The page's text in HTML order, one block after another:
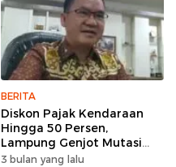
BERITA
Diskon Pajak Kendaraan
Hingga 50 Persen,
Lampung Genjot Mutasi
Kendaraan Luar Daerah
3 bulan yang lalu